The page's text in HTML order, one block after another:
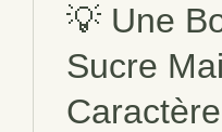
💡 Une
Sucre
Caractère